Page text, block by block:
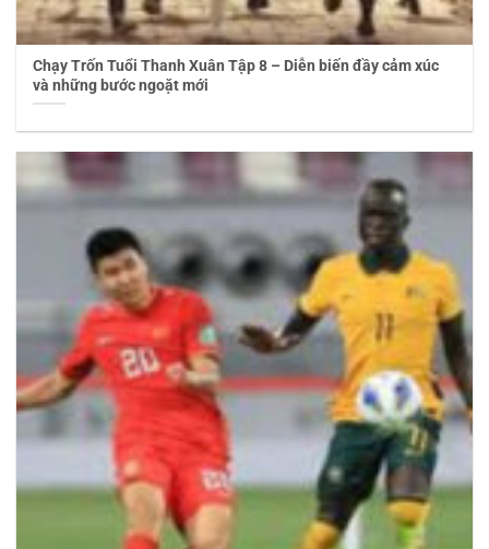
Chạy Trốn Tuổi Thanh Xuân Tập 8 – Diễn biến đầy cảm xúc
và những bước ngoặt mới